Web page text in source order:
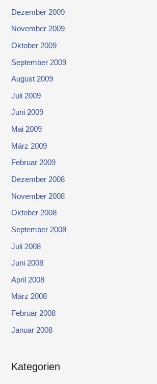
Dezember 2009
November 2009
Oktober 2009
September 2009
August 2009
Juli 2009
Juni 2009
Mai 2009
März 2009
Februar 2009
Dezember 2008
November 2008
Oktober 2008
September 2008
Juli 2008
Juni 2008
April 2008
März 2008
Februar 2008
Januar 2008
Kategorien